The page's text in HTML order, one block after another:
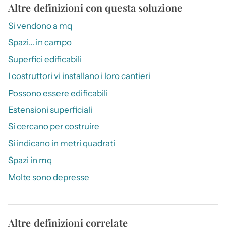
Altre definizioni con questa soluzione
Si vendono a mq
Spazi… in campo
Superfici edificabili
I costruttori vi installano i loro cantieri
Possono essere edificabili
Estensioni superficiali
Si cercano per costruire
Si indicano in metri quadrati
Spazi in mq
Molte sono depresse
Altre definizioni correlate